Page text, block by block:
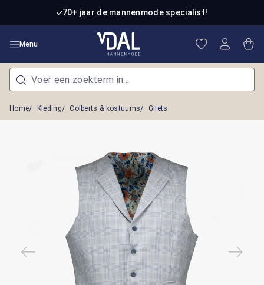
Ga naar de hoofdinhoud70+ jaar de mannenmode specialist!
Menu Je hebt 0
Home Kleding Colberts & kostuums Gilets